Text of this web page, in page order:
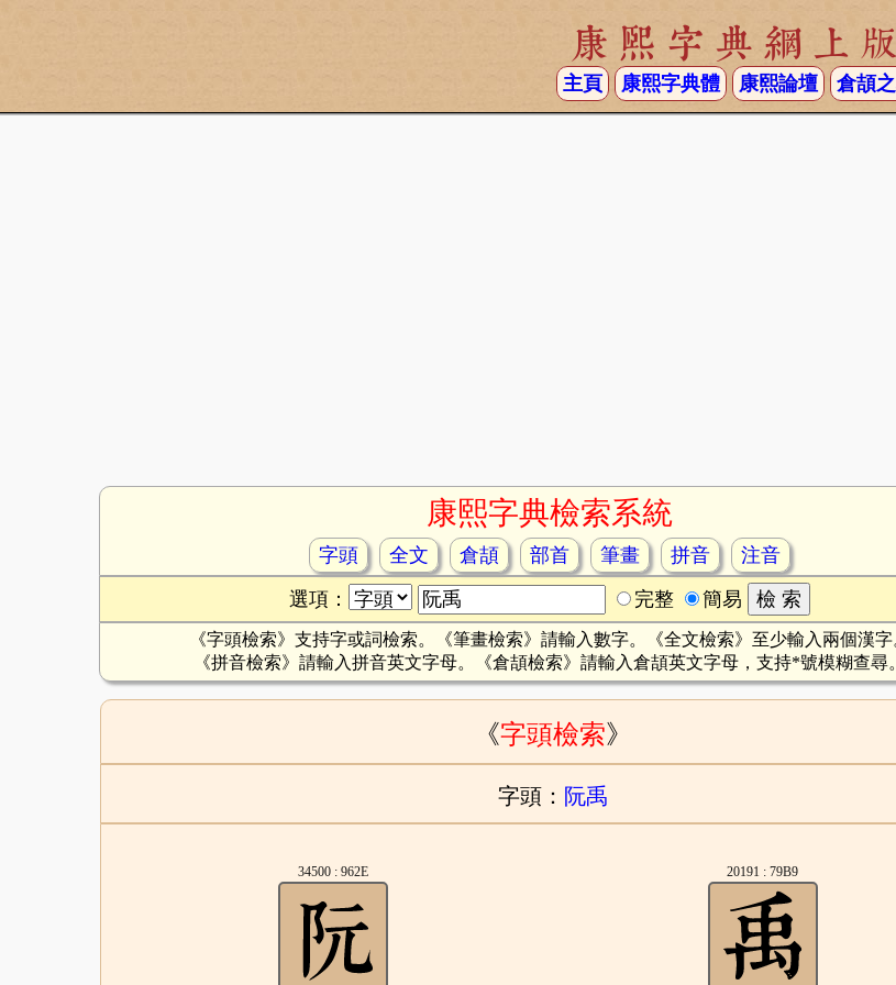
康熙字典網上版
主頁 康熙字典體 康熙論壇 倉頡
康熙字典檢索系統
字頭 全文 倉頡 部首 筆畫 拼音
注音
選項：
完整 簡易
《字頭檢索》支持字或詞檢索。《筆畫檢索》請輸入數字。《全文檢索》至少輸入兩個漢字
《拼音檢索》請輸入拼音英文字母。《倉頡檢索》請輸入倉頡英文字母，支持*號模糊查尋。
《字頭檢索》
字頭： 阮禹
34500 : 962E 20191 : 79B9